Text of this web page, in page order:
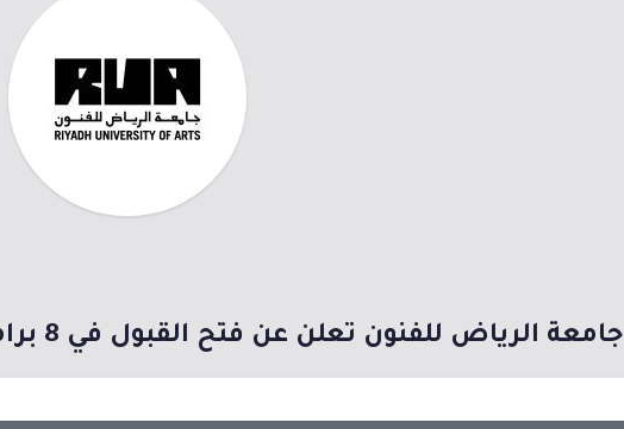
جامعة الرياض للفنون تعلن عن فتح القبول في 8 برامج أكاديمية لأول دفعة دراسية